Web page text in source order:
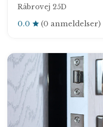
Råbrovej 25D
0.0 (0 anmeldelser)